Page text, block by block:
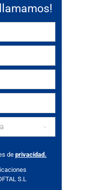

deprivacidad.
S.L